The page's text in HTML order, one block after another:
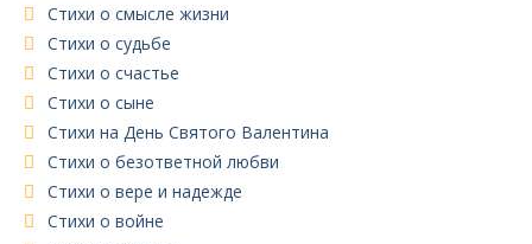
Стихи о смысле жизни
Стихи о судьбе
Стихи о счастье
Стихи о сыне
Стихи на День Святого Валентина
Стихи о безответной любви
Стихи о вере и надежде
Стихи о войне